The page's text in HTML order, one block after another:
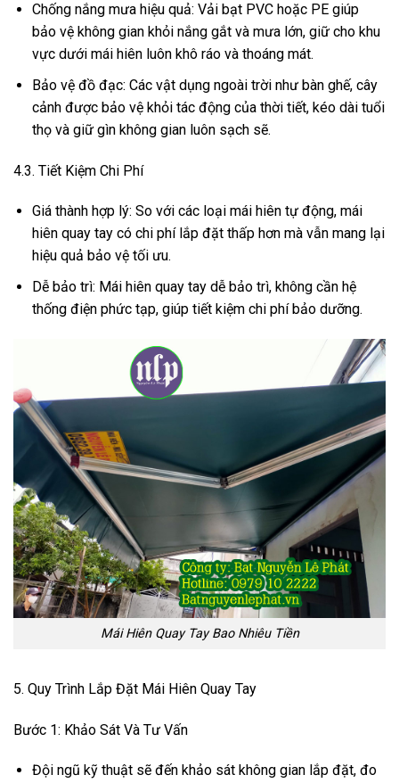
Chống nắng mưa hiệu quả: Vải bạt PVC hoặc PE giúp
bảo vệ không gian khỏi nắng gắt và mưa lớn, giữ cho khu
vực dưới mái hiên luôn khô ráo và thoáng mát.
Bảo vệ đồ đạc: Các vật dụng ngoài trời như bàn ghế, cây
cảnh được bảo vệ khỏi tác động của thời tiết, kéo dài tuổi
thọ và giữ gìn không gian luôn sạch sẽ.
4.3. Tiết Kiệm Chi Phí
Giá thành hợp lý: So với các loại mái hiên tự động, mái
hiên quay tay có chi phí lắp đặt thấp hơn mà vẫn mang lại
hiệu quả bảo vệ tối ưu.
Dễ bảo trì: Mái hiên quay tay dễ bảo trì, không cần hệ
thống điện phức tạp, giúp tiết kiệm chi phí bảo dưỡng.
Mái Hiên Quay Tay Bao Nhiêu Tiền
5. Quy Trình Lắp Đặt Mái Hiên Quay Tay
Bước 1: Khảo Sát Và Tư Vấn
Đội ngũ kỹ thuật sẽ đến khảo sát không gian lắp đặt, đo